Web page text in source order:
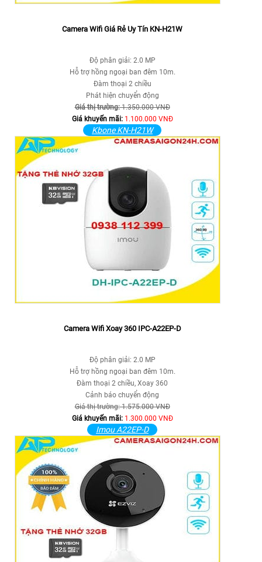
Camera Wifi Giá Rẻ Uy Tín KN-H21W
Độ phân giải: 2.0 MP
Hỗ trợ hồng ngoại ban đêm 10m.
Đàm thoại 2 chiều
Phát hiện chuyển động
Giá thị trường:1.350.000 VNĐ
Giá khuyến mãi: 1.100.000 VNĐ
Kbone KN-H21W
Camera Wifi Xoay 360 IPC-A22EP-D
Độ phân giải: 2.0 MP
Hỗ trợ hồng ngoại ban đêm 10m.
Đàm thoại 2 chiều, Xoay 360
Cảnh báo chuyển động
Giá thị trường: 1.575.000 VNĐ
Giá khuyến mãi: 1.300.000 VNĐ
Imou A22EP-D